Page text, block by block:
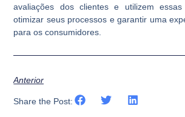
avaliações dos clientes e utilizem
otimizar seus processos e garantir uma
para os consumidores.
Anterior
Share the Post: